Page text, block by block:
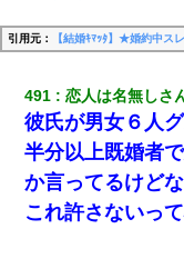
引用元： 【結婚ｷﾏｯﾀ】★婚約中ス
491 恋人は名無しさ
彼氏が男女６人
半分以上既婚者
か言ってるけど
これ許さないっ